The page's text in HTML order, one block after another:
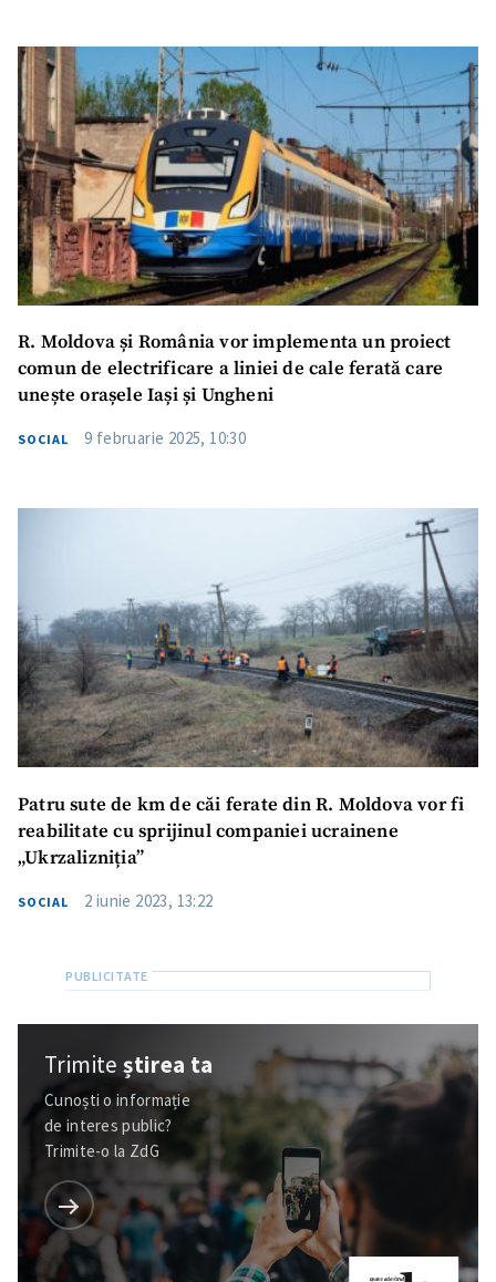
R. Moldova și România vor implementa un proiect
comun de electrificare a liniei de cale ferată care
unește orașele Iași și Ungheni
SOCIAL 9 februarie 2025, 10:30
Patru sute de km de căi ferate din R. Moldova vor fi
reabilitate cu sprijinul companiei ucrainene
„Ukrzalizniția”
SOCIAL 2 iunie 2023, 13:22
Trimiteștirea ta
Cunoști o informație
de interes public?
Trimite-o la ZdG